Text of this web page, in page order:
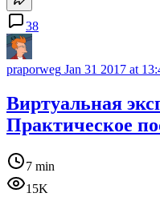
38
praporweg Jan 31 2017 at
Виртуальная
Практическое
7 min
15K